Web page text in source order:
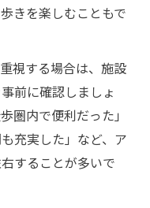
きを楽しむこともで
視する場合は、施設
前に確認しましょ
圏内で便利だった」
充実した」など、ア
することが多いで